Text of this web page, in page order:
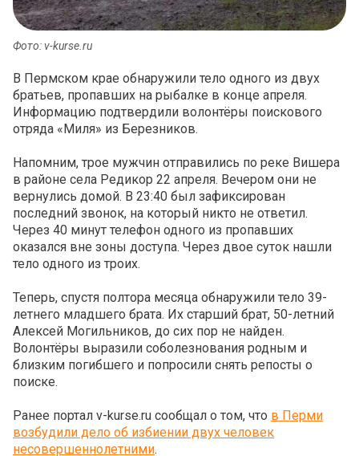
Фото: v-kurse.ru
В Пермском крае обнаружили тело одного из двух
братьев, пропавших на рыбалке в конце апреля.
Информацию подтвердили волонтёры поискового
отряда «Миля» из Березников.
Напомним, трое мужчин отправились по реке Вишера
в районе села Редикор 22 апреля. Вечером они не
вернулись домой. В 23:40 был зафиксирован
последний звонок, на который никто не ответил.
Через 40 минут телефон одного из пропавших
оказался вне зоны доступа. Через двое суток нашли
тело одного из троих.
Теперь, спустя полтора месяца обнаружили тело 39-
летнего младшего брата. Их старший брат, 50-летний
Алексей Могильников, до сих пор не найден.
Волонтёры выразили соболезнования родным и
близким погибшего и попросили снять репосты о
поиске.
Ранее портал v-kurse.ru сообщал о том, что в Перми
возбудили дело об избиении двух человек
несовершеннолетними.